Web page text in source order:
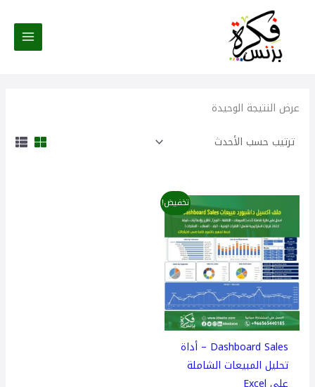
عرض النتيجة الوحيدة
تخفيض!
Dashboard Sales – أداة
تحليل المبيعات الشاملة
السعر
الأصلي
هو:
30,00 $.
السعر
الحالي
هو:
25,00 $.